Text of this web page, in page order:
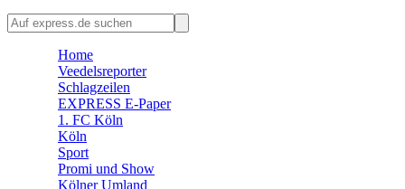
Home
Veedelsreporter
Schlagzeilen
EXPRESS E-Paper
1. FC Köln
Köln
Sport
Promi und Show
Kölner Umland